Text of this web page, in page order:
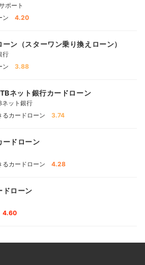
ポート
ン
4.20
ーン（スターワン乗り換えローン）
行
ン
3.88
ネット銀行カードローン
ネット銀行
るカードローン
3.74
ードローン
るカードローン
4.28
ドローン
4.60